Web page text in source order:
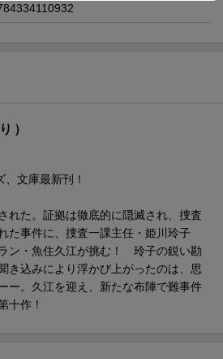
）
文庫最新刊！
れた。証拠は徹底的に隠滅され、捜査
た事件に、捜査一課主任・姫川玲子
ン・魚住久江が挑む！ 玲子の鋭い勘
き込みにより浮かび上がったのは、思
ー。久江を迎え、新たな布陣で難事件
十作！